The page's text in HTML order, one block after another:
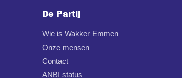
De Partij
Wie is Wakker Emmen
Onze mensen
Contact
ANBI status